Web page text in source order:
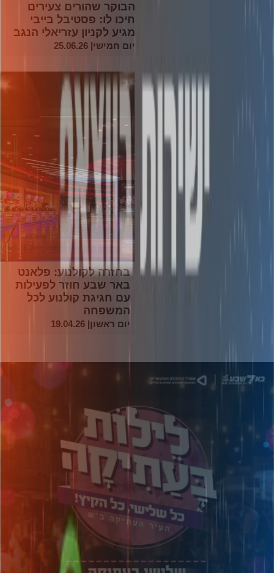
הבוקר שהורים צעירים
חיכו לו: פסטיבל בייבי
מגיע לקניון עזריאלי הנגב
יום חמישי| 25.06.26
בחזרה לקולנוע: פלאנט
באר שבע חוזר לפעילות
עם חגיגת קולנוע לכל
המשפחה
יום ראשון| 19.04.26